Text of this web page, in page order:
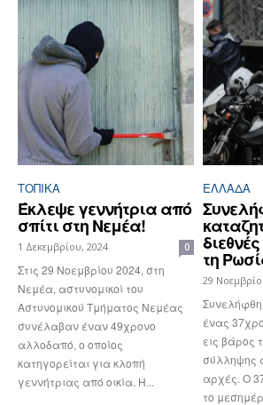
ΤΟΠΙΚΑ
Έκλεψε γεννήτρια από
σπίτι στη Νεμέα!
1 Δεκεμβρίου, 2024 0
Στις 29 Νοεμβρίου 2024, στη
Νεμέα, αστυνομικοί του
Αστυνομικού Τμήματος Νεμέας
συνέλαβαν έναν 49χρονο
αλλοδαπό, ο οποίος
κατηγορείται για κλοπή
γεννήτριας από οικία. Η...
ΕΛΛΆΔΑ
τη
29
ένας
εις βάρος
σύλληψης
αρχές. Ο 37χρονος συνελήφθη
το